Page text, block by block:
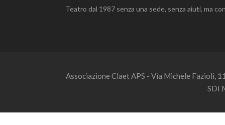
Teatro dal 1987 senza una sede, senza aiuti, ma
Associazione Claet APS - Via Michele Fazioli,
SDI